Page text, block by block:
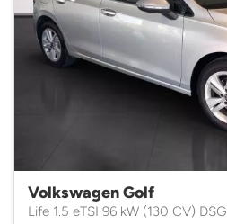
Volkswagen Golf
Life 1.5 eTSI 96 kW (130 CV) DSG